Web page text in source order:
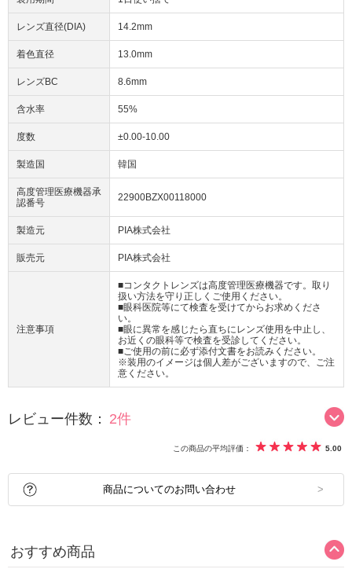
レンズ直径(DIA) 14.2mm
着色直径 13.0mm
レンズBC 8.6mm
含水率 55%
度数 ±0.00-10.00
製造国 韓国
高度管理医療機器承
認番号
22900BZX00118000
製造元 PIA株式会社
販売元 PIA株式会社
注意事項
■コンタクトレンズは高度管理医療機器です。取り
扱い方法を守り正しくご使用ください。
■眼科医院等にて検査を受けてからお求めくださ
い。
■眼に異常を感じたら直ちにレンズ使用を中止し、
お近くの眼科等で検査を受診してください。
■ご使用の前に必ず添付文書をお読みください。
※装用のイメージは個人差がございますので、ご注
意ください。
レビュー件数： 2件
この商品の平均評価： 5.00
商品についてのお問い合わせ
おすすめ商品